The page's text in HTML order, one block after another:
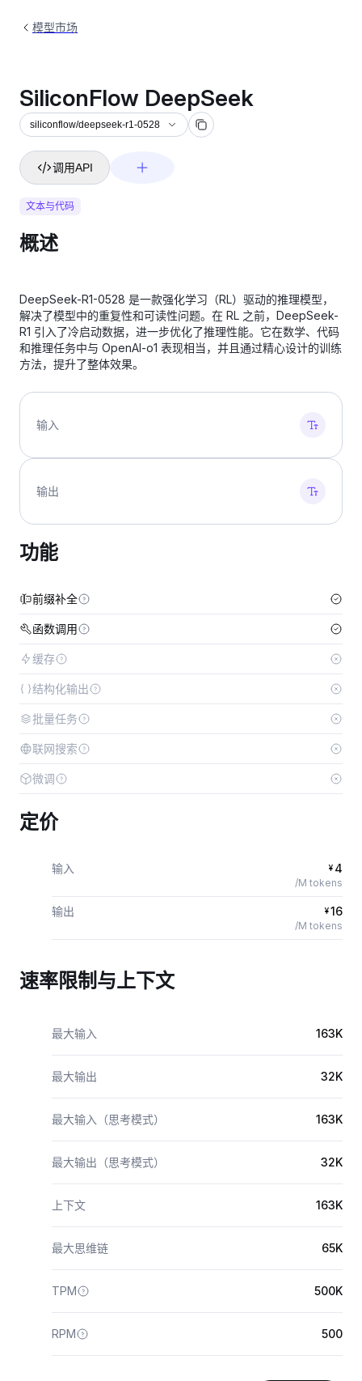
模型市场
SiliconFlow DeepSeek
siliconflow/deepseek-r1-0528
调用API
文本与代码
概述
DeepSeek-R1-0528 是一款强化学习（RL）驱动的推理模型，
解决了模型中的重复性和可读性问题。在 RL 之前，DeepSeek-
R1 引入了冷启动数据，进一步优化了推理性能。它在数学、代码
和推理任务中与 OpenAI-o1 表现相当，并且通过精心设计的训练
方法，提升了整体效果。
输入
输出
功能
前缀补全
函数调用
缓存
结构化输出
批量任务
联网搜索
微调
定价
输入 ¥ 4
/M tokens
输出 ¥16
/M tokens
速率限制与上下文
最大输入 163K
最大输出 32K
最大输入（思考模式） 163K
最大输出（思考模式） 32K
上下文 163K
最大思维链 65K
TPM 500K
RPM 500